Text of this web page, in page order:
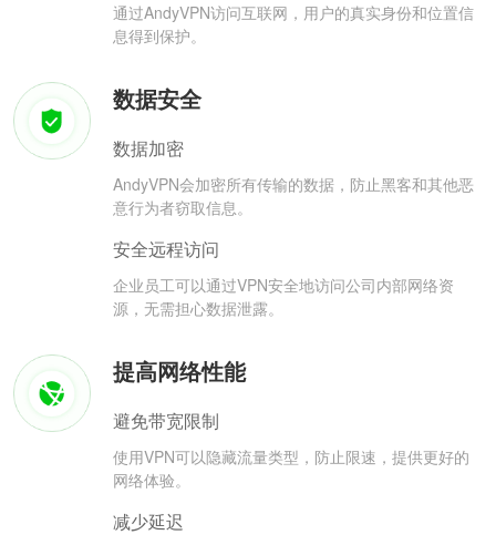
通过AndyVPN访问互联网，用户的真实身份和位置信
息得到保护。
数据安全
数据加密
AndyVPN会加密所有传输的数据，防止黑客和其他恶
意行为者窃取信息。
安全远程访问
企业员工可以通过VPN安全地访问公司内部网络资
源，无需担心数据泄露。
提高网络性能
避免带宽限制
使用VPN可以隐藏流量类型，防止限速，提供更好的
网络体验。
减少延迟